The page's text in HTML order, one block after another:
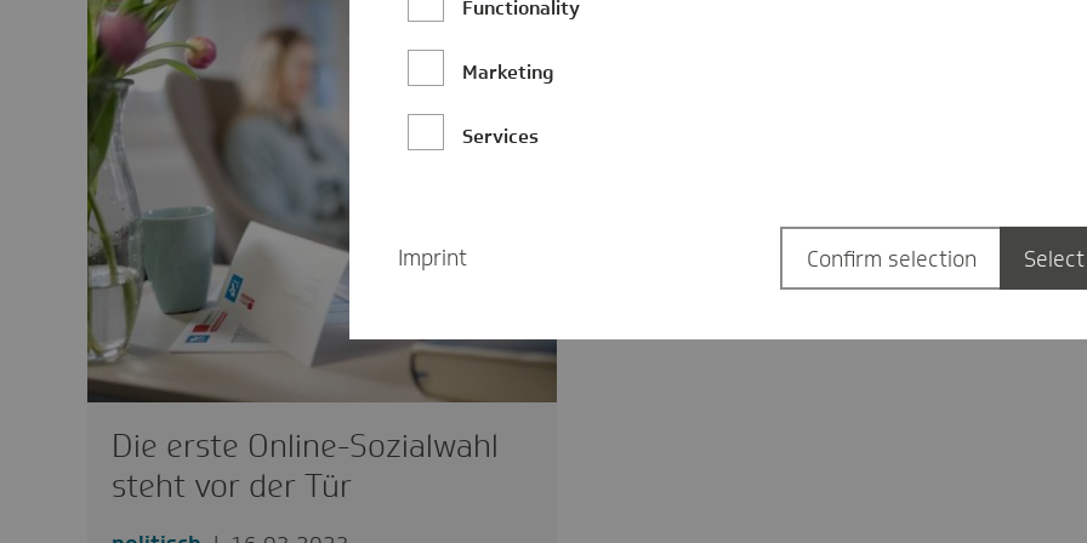
Die erste Online-Sozialwahl
steht vor der Tür
Functionality
Marketing
Services
Imprint Confirm selection